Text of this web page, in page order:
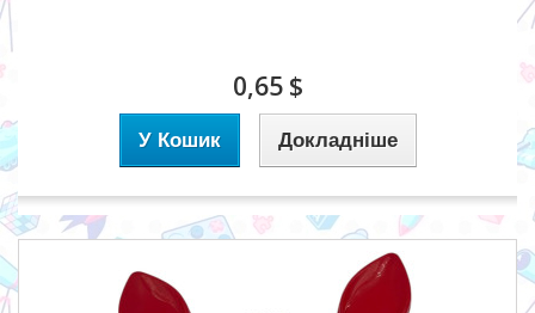
0,65 $
У Кошик Докладніше